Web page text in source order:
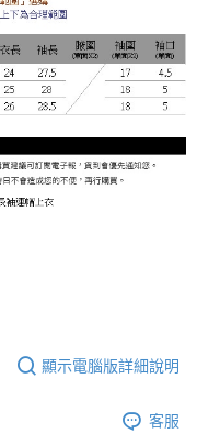
顯示電腦版詳細說明
客服